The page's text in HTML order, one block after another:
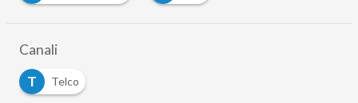
Canali
T
Telco